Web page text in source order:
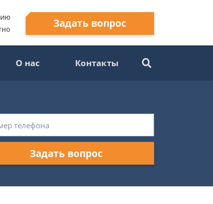
Задать вопрос
О нас Контакты
Задать вопрос